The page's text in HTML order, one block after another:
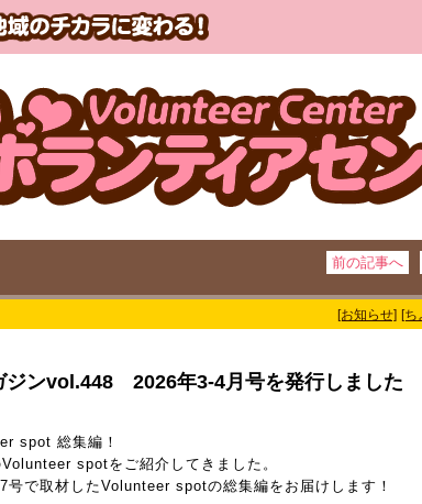
前の記事へ
[お知らせ] [
ジンvol.448 2026年3-4月号を発行しました
spot 総集編！
spotをご紹介してきました。
号で取材したVolunteer spotの総集編をお届けします！